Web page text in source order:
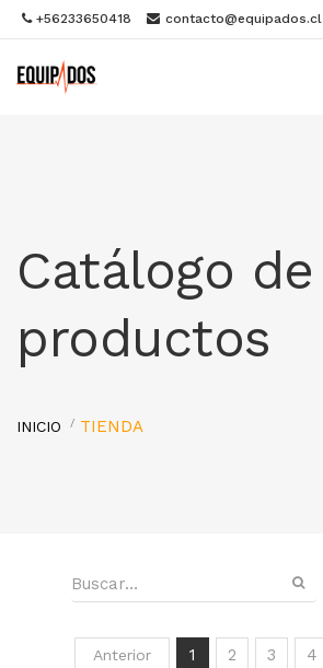
+56233650418 contacto@equipados.cl
Catálogo de
productos
INICIO TIENDA
Anterior 1 2 3 4